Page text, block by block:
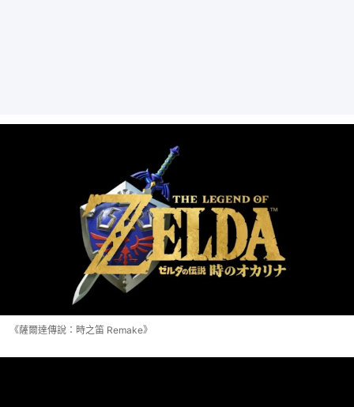
《薩爾達傳說：時之笛 Remake》